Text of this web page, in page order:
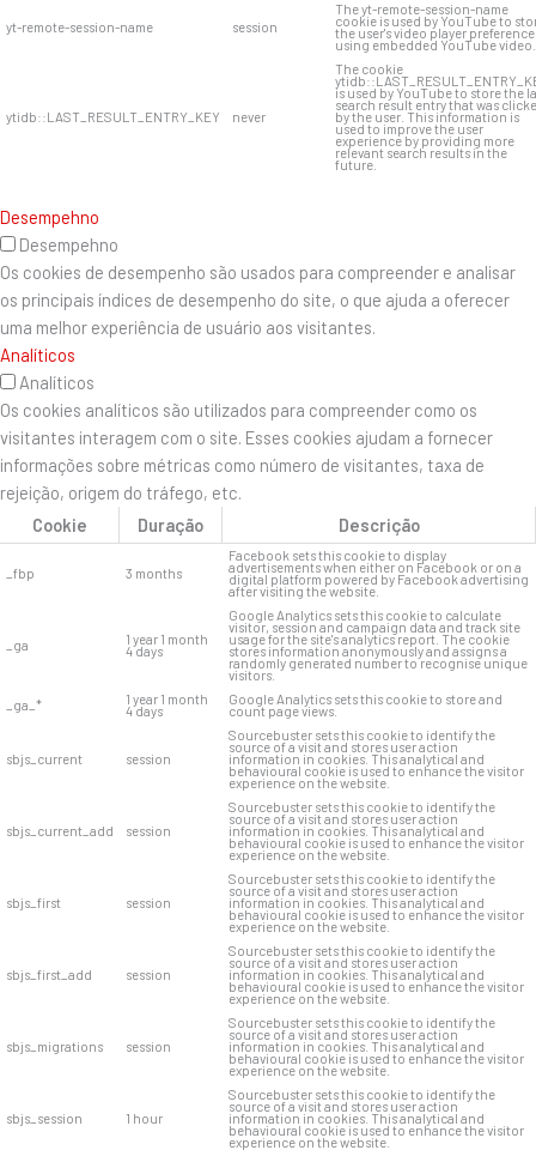
yt-remote-session-name session
The yt-remote-session-name
cookie is used by YouTube to
the user's video player
using embedded YouTube video.
ytidb::LAST_RESULT_ENTRY_KEY never
The cookie
is used by YouTube to store the
search result entry that was
by the user. This information is
used to improve the user
experience by providing more
relevant search results in the
future.
Desempehno
Desempehno
Os cookies de desempenho são usados ​​para compreender e analisar
os principais índices de desempenho do site, o que ajuda a oferecer
uma melhor experiência de usuário aos visitantes.
Analíticos
Analíticos
Os cookies analíticos são utilizados para compreender como os
visitantes interagem com o site. Esses cookies ajudam a fornecer
informações sobre métricas como número de visitantes, taxa de
rejeição, origem do tráfego, etc.
Cookie
Duração Descrição
_fbp 3 months
Facebook sets this cookie to display
advertisements when either on Facebook or on a
digital platform powered by Facebook advertising
after visiting the website.
_ga 1 year 1 month
4 days
Google Analytics sets this cookie to calculate
visitor, session and campaign data and track site
usage for the site's analytics report. The cookie
stores information anonymously and assigns a
randomly generated number to recognise unique
visitors.
_ga_*
1 year 1 month
4 days
Google Analytics sets this cookie to store and
count page views.
sbjs_current session
Sourcebuster sets this cookie to identify the
source of a visit and stores user action
information in cookies. This analytical and
behavioural cookie is used to enhance the visitor
experience on the website.
sbjs_current_add session
Sourcebuster sets this cookie to identify the
source of a visit and stores user action
information in cookies. This analytical and
behavioural cookie is used to enhance the visitor
experience on the website.
sbjs_first session
Sourcebuster sets this cookie to identify the
source of a visit and stores user action
information in cookies. This analytical and
behavioural cookie is used to enhance the visitor
experience on the website.
sbjs_first_add session
Sourcebuster sets this cookie to identify the
source of a visit and stores user action
information in cookies. This analytical and
behavioural cookie is used to enhance the visitor
experience on the website.
sbjs_migrations session
Sourcebuster sets this cookie to identify the
source of a visit and stores user action
information in cookies. This analytical and
behavioural cookie is used to enhance the visitor
experience on the website.
sbjs_session 1 hour
Sourcebuster sets this cookie to identify the
source of a visit and stores user action
information in cookies. This analytical and
behavioural cookie is used to enhance the visitor
experience on the website.